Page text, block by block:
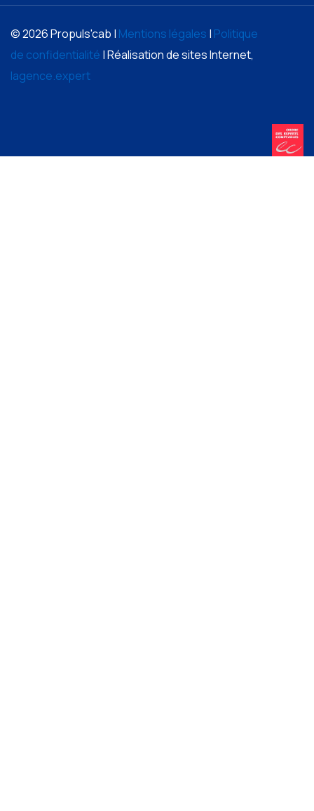
© 2026 Propuls'cab | Mentions légales | Politique
de confidentialité | Réalisation de sites Internet,
lagence.expert